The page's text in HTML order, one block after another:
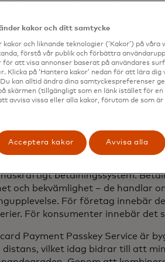
på sin
lyckad autentisering är
att introducera Mastercard
utcheckning och vår vision
på Mastercard. "Genom
skapar vi ett mer
att vara ledande inom
en tokeniserad framtid starkare
med sitt snabbt växande
anammar
betalningssystem.
och bekvämlighet – de handlar
För företag innebär
För konsumenter innebär det
Payment Passkey Service är
distans, vilket idag bidrar till att
kakor och ditt samtycke
kakor och liknande teknologier (‘Kakor’) på
förstå vår publik och förbättra
för att visa annonser baserat på användares
Klicka på ‘Hantera kakor’ nedan för att lära
kan alltid ändra dina samtyckespreferenser
skärmen (tillgängligt som en länk istället för
avvisa vissa eller alla kakor, förutom de som
Acceptera kakor Avvisa alla